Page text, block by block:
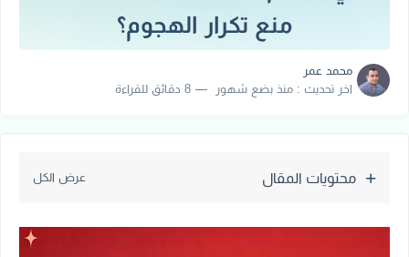
منع تكرار الهجوم؟
محمد عمر
اخر تحديث : منذ بضع شهور 8 دقائق للقراءة
محتويات المقال